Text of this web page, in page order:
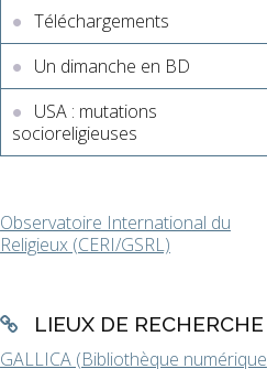
Téléchargements
Un dimanche en BD
USA : mutations
socioreligieuses
Observatoire International du
Religieux (CERI/GSRL)
LIEUX DE RECHERCHE
GALLICA (Bibliothèque numérique